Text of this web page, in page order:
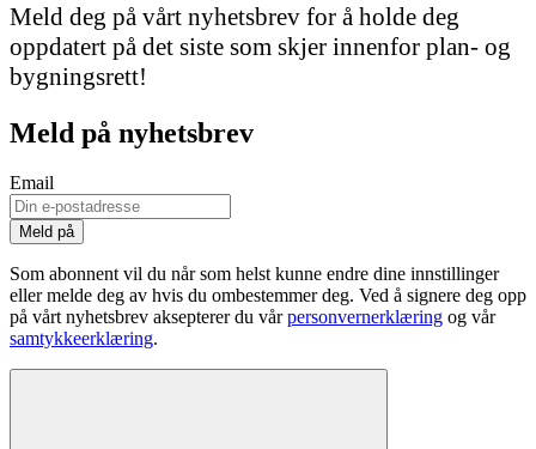
Meld deg på vårt nyhetsbrev for å holde deg
oppdatert på det siste som skjer innenfor plan- og
bygningsrett!
Meld på nyhetsbrev
Email
Som abonnent vil du når som helst kunne endre dine innstillinger
eller melde deg av hvis du ombestemmer deg. Ved å signere deg opp
på vårt nyhetsbrev aksepterer du vårpersonvernerklæring og vår
samtykkeerklæring.